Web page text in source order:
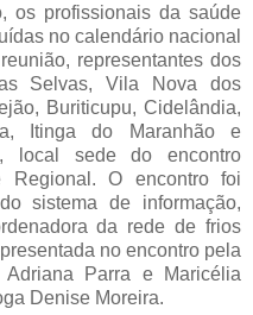
os profissionais da saúde
no calendário nacional
representantes dos
Selvas, Vila Nova dos
Buriticupu, Cidelândia,
Itinga do Maranhão e
local sede do encontro
Regional. O encontro foi
sistema de informação,
da rede de frios
no encontro pela
Parra e Maricélia
Denise Moreira.